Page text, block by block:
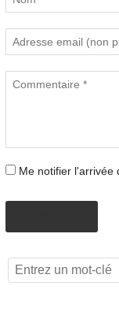
Me notifier l'arrivée